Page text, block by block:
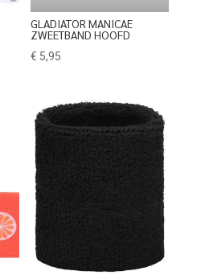
GLADIATOR MANICAE
ZWEETBAND HOOFD
€ 5,95